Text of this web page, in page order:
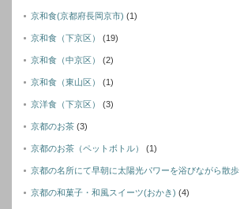
京和食(京都府長岡京市) (1)
京和食（下京区） (19)
京和食（中京区） (2)
京和食（東山区） (1)
京洋食（下京区） (3)
京都のお茶 (3)
京都のお茶（ペットボトル） (1)
京都の名所にて早朝に太陽光パワーを浴びながら散歩
京都の和菓子・和風スイーツ(おかき) (4)